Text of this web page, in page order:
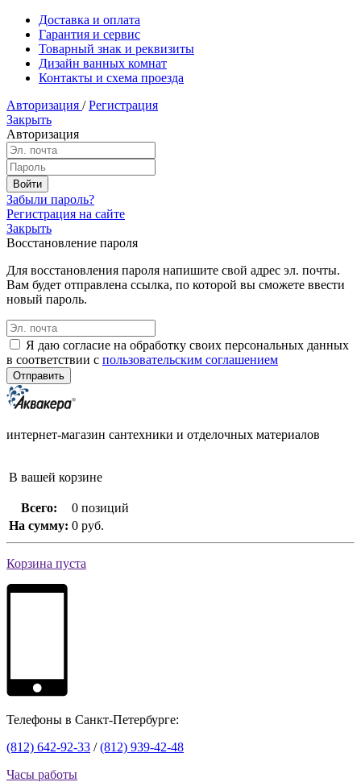
Доставка и оплата
Гарантия и сервис
Товарный знак и реквизиты
Дизайн ванных комнат
Контакты и схема проезда
Авторизация / Регистрация
Закрыть
Авторизация
Забыли пароль?
Регистрация на сайте
Закрыть
Восстановление пароля
Для восстановления пароля напишите свой адрес эл. почты.
Вам будет отправлена ссылка, по которой вы сможете ввести
новый пароль.
Я даю согласие на обработку своих персональных данных
в соответствии с пользовательским соглашением
интернет-магазин сантехники и отделочных материалов
В вашей корзине
Всего:
0 позиций
На сумму: 0 руб.
Корзина пуста
Телефоны в Санкт-Петербурге:
(812) 642-92-33 /(812) 939-42-48
Часы работы